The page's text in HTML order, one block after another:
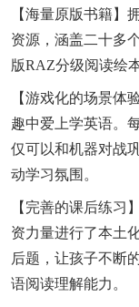
【海量原版书籍】
资源，涵盖二十多
版RAZ分级阅读绘
【游戏化的场景体
趣中爱上学英语。
仅可以和机器对战
动学习氛围。
【完善的课后练习
资力量进行了本土
后题，让孩子不断
语阅读理解能力。